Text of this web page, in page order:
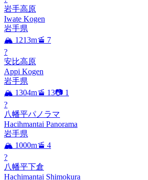
岩手高原
Iwate Kogen
岩手県
🏔️ 1213m🚡 7
?
安比高原
Appi Kogen
岩手県
🏔️ 1304m🚡 13📷 1
?
八幡平パノラマ
Hacihmantai Panorama
岩手県
🏔️ 1000m🚡 4
?
八幡平下倉
Hachimantai Shimokura